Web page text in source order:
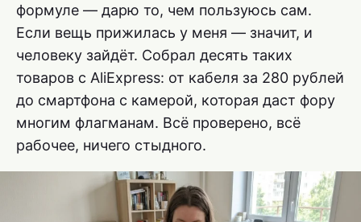
формуле — дарю то, чем пользуюсь сам.
Если вещь прижилась у меня — значит, и
человеку зайдёт. Собрал десять таких
товаров с AliExpress: от кабеля за 280 рублей
до смартфона с камерой, которая даст фору
многим флагманам. Всё проверено, всё
рабочее, ничего стыдного.